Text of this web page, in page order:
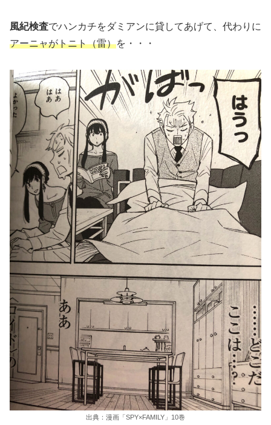
風紀検査でハンカチをダミアンに貸してあげて、代わりに
アーニャがトニト（雷）を・・・
出典：漫画「SPY×FAMILY」10巻